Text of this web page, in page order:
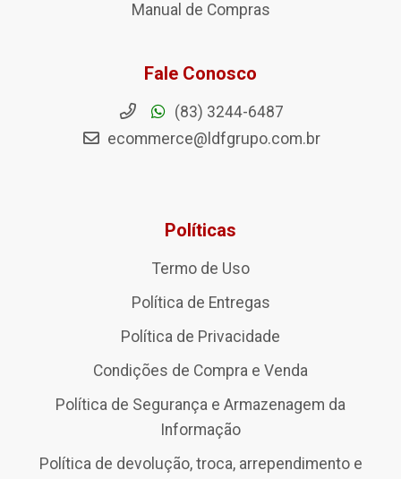
Manual de Compras
Fale Conosco
(83) 3244-6487
ecommerce@ldfgrupo.com.br
Políticas
Termo de Uso
Política de Entregas
Política de Privacidade
Condições de Compra e Venda
Política de Segurança e Armazenagem da
Informação
Política de devolução, troca, arrependimento e